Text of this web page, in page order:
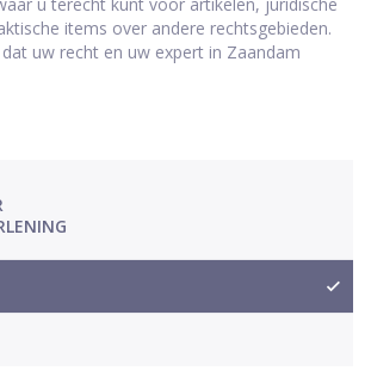
items over andere rechtsgebieden.
uw recht en uw expert in Zaandam